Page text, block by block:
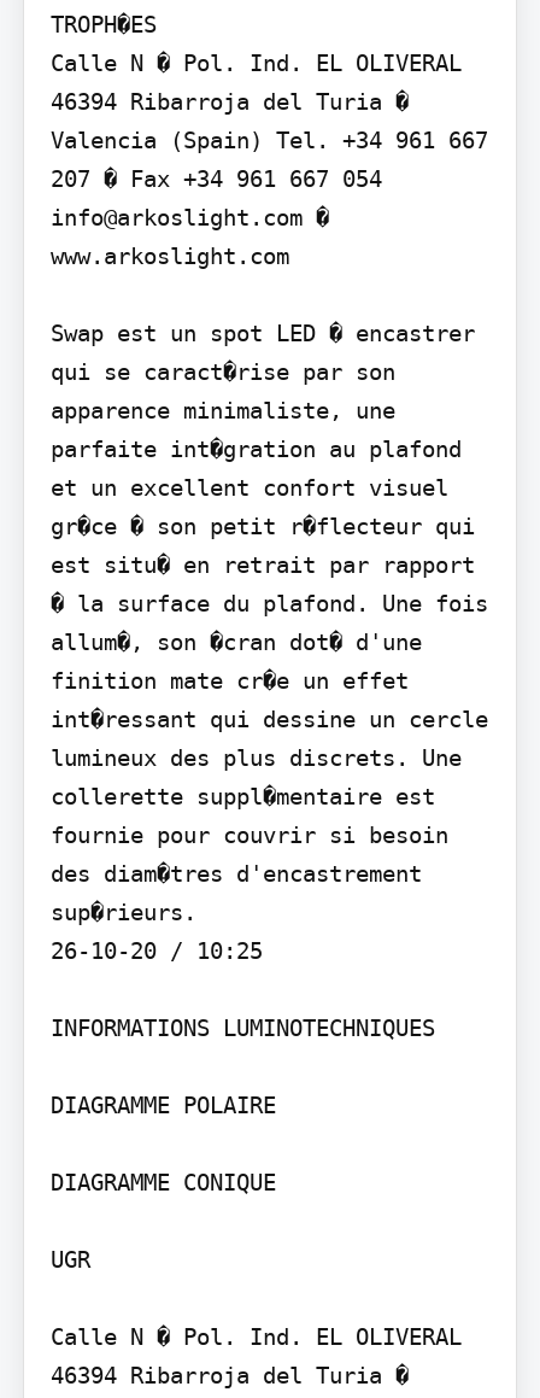
TROPH�ES
Calle N � Pol. Ind. EL OLIVERAL
46394 Ribarroja del Turia �
Valencia (Spain) Tel. +34 961 667
207 � Fax +34 961 667 054
info@arkoslight.com �
www.arkoslight.com
Swap est un spot LED � encastrer
qui se caract�rise par son
apparence minimaliste, une
parfaite int�gration au plafond
et un excellent confort visuel
gr�ce � son petit r�flecteur qui
est situ� en retrait par rapport
� la surface du plafond. Une fois
allum�, son �cran dot� d'une
finition mate cr�e un effet
int�ressant qui dessine un cercle
lumineux des plus discrets. Une
collerette suppl�mentaire est
fournie pour couvrir si besoin
des diam�tres d'encastrement
sup�rieurs.
26-10-20 / 10:25
INFORMATIONS LUMINOTECHNIQUES
DIAGRAMME POLAIRE
DIAGRAMME CONIQUE
UGR
Calle N � Pol. Ind. EL OLIVERAL
46394 Ribarroja del Turia �